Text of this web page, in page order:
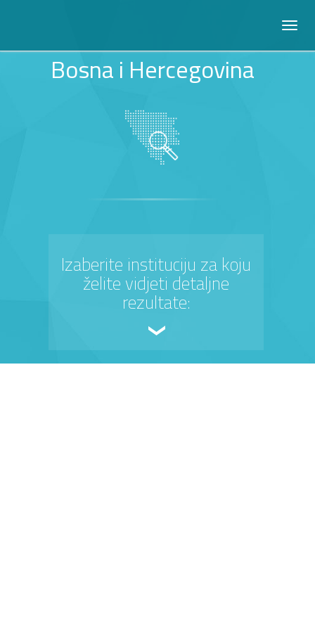
Bosna i Hercegovina
Izaberite instituciju za koju
želite vidjeti detaljne
rezultate: